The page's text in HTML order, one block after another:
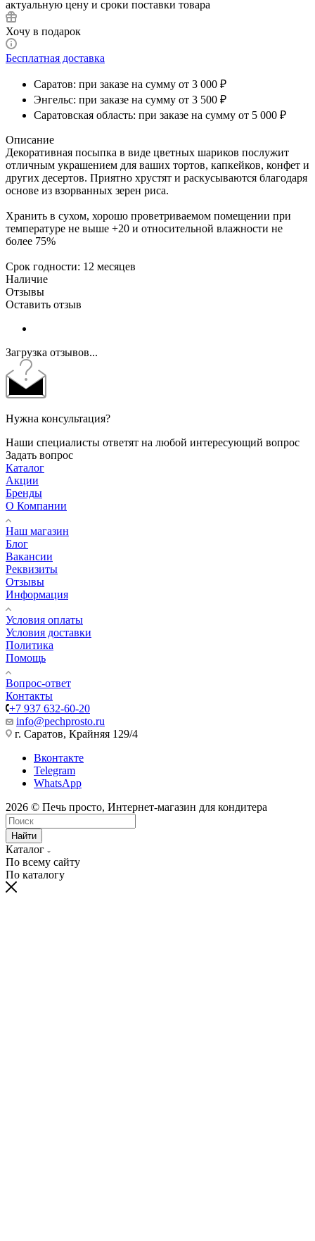
актуальную цену и сроки поставки товара
Хочу в подарок
Бесплатная доставка
Саратов: при заказе на сумму от 3 000 ₽
Энгельс: при заказе на сумму от 3 500 ₽
Саратовская область: при заказе на сумму от 5 000 ₽
Описание
Декоративная посыпка в виде цветных шариков послужит
отличным украшением для ваших тортов, капкейков, конфет и
других десертов. Приятно хрустят и раскусываются благодаря
основе из взорванных зерен риса.
Хранить в сухом, хорошо проветриваемом помещении при
температуре не выше +20 и относительной влажности не
более 75%
Срок годности: 12 месяцев
Наличие
Отзывы
Оставить отзыв
Загрузка отзывов...
Нужна консультация?
Наши специалисты ответят на любой интересующий вопрос
Задать вопрос
Каталог
Акции
Бренды
О Компании
Наш магазин
Блог
Вакансии
Реквизиты
Отзывы
Информация
Условия оплаты
Условия доставки
Политика
Помощь
Вопрос-ответ
Контакты
+7 937 632-60-20
info@pechprosto.ru
г. Саратов, Крайняя 129/4
Вконтакте
Telegram
WhatsApp
2026 © Печь просто, Интернет-магазин для кондитера
Найти
Каталог
По всему сайту
По каталогу